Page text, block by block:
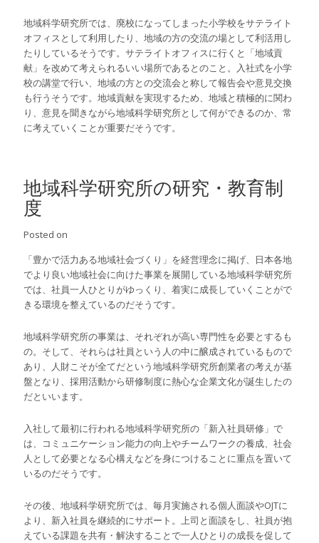
地域科学研究所では、廃校になってしまった小学校をサテライト
オフィスとして利用したり、地域の方の交流の場として利活用し
たりしているそうです。サテライトオフィスに行くと「地域貢
献」を改めて考えられるいい場所であるとのこと。入社式を小学
校の講堂で行い、地域の方との交流会と称して報告会や意見交換
も行うそうです。地域貢献を実現するため、地域と積極的に関わ
り、意見を聞きながら地域科学研究所として何ができるのか、常
に考えていくことが重要だそうです。
地域科学研究所の研究・教育制
度
Posted on
「豊かで活力ある地域社会づくり」を経営理念に掲げ、日本各地
でより良い地域社会に向けた事業を展開している地域科学研究所
では、社員一人ひとりがゆっくり、着実に成長していくことがで
きる環境を整えているのだそうです。
地域科学研究所の事業は、それぞれが高い専門性を必要とするも
の。そして、それらは社員という人の中に醸成されているもので
あり、人財こそが全てだという地域科学研究所創業者の考えが基
盤となり、採用活動から研修制度に熱心な企業文化が誕生したの
だといいます。
入社して最初に行われる地域科学研究所の「新入社員研修」で
は、コミュニケーション能力の向上やチームワークの養成、社会
人として必要となる心構えなどを身につけることに重点を置いて
いるのだそうです。
その後、地域科学研究所では、毎月実施される個人面談やOJTに
より、新入社員を継続的にサポート。上司と面談をし、社員が抱
えている課題を共有・解決することで一人ひとりの成長を促して